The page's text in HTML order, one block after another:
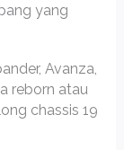
yang
Avanza,
reborn atau
chassis 19